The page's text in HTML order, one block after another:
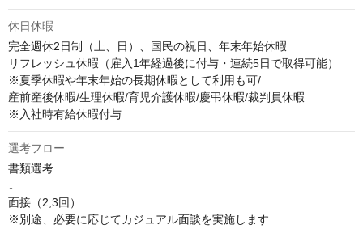
休日休暇
完全週休2日制（土、日）、国民の祝日、年末年始休暇
リフレッシュ休暇（雇入1年経過後に付与・連続5日で取得可能）
※夏季休暇や年末年始の長期休暇として利用も可/
産前産後休暇/生理休暇/育児介護休暇/慶弔休暇/裁判員休暇
※入社時有給休暇付与
選考フロー
書類選考
↓
面接（2,3回）
※別途、必要に応じてカジュアル面談を実施します